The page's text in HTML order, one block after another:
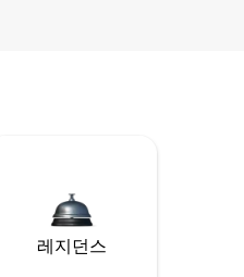
레지던스